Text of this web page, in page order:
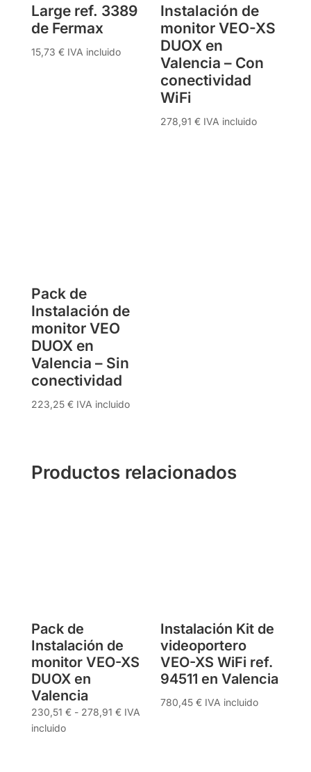
Large ref. 3389
de Fermax
15,73 € IVA incluido
Instalación de
monitor VEO-XS
DUOX en
Valencia – Con
conectividad
WiFi
278,91€ IVA incluido
Pack de
Instalación de
monitor VEO
DUOX en
Valencia – Sin
conectividad
223,25 € IVA incluido
Productos relacionados
Pack de
Instalación de
monitor VEO-XS
DUOX en
Valencia
230,51 € - 278,91 €Rango
IVA
incluido
Instalación Kit de
videoportero
VEO-XS WiFi ref.
94511 en Valencia
780,45€ IVA incluido